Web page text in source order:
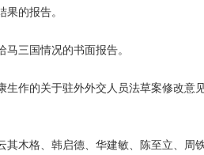
的报告。
三国情况的书面报告。
作的关于驻外外交人员法草案修改意
格、韩启德、华建敏、陈至立、周铁